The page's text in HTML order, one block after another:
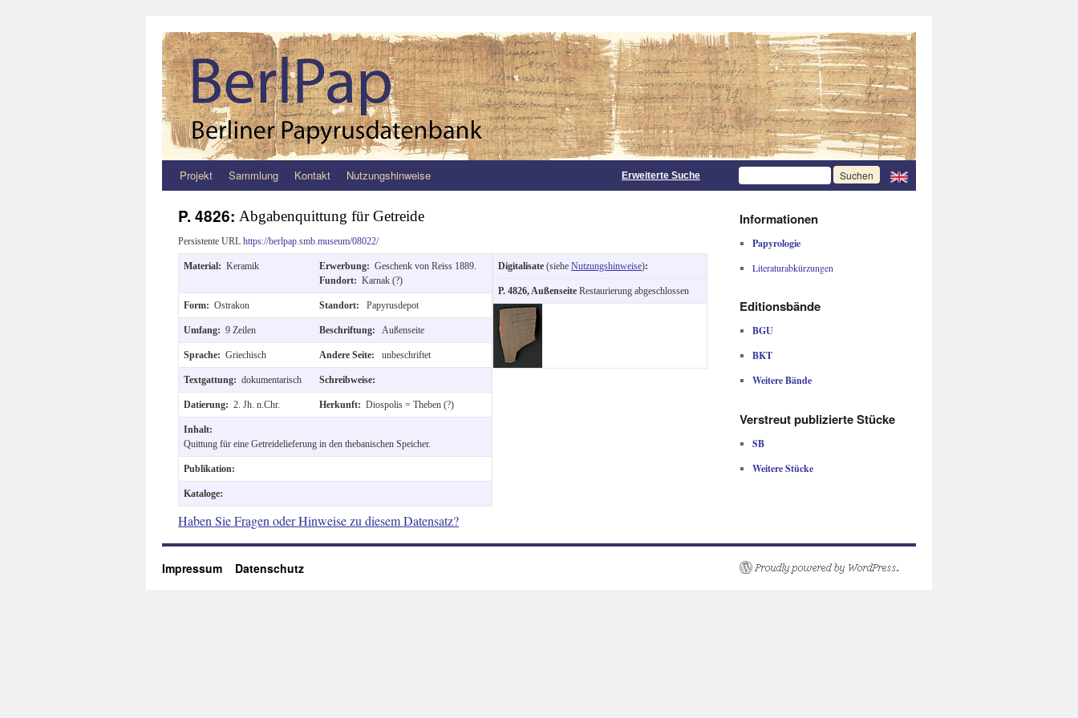
Zum
springen
Projekt Sammlung Kontakt Nutzungshinweise Erweiterte Suche
P. 4826: Abgabenquittung für Getreide
Persistente URL https://berlpap.smb.museum/08022/
Material: Keramik Erwerbung: Geschenk von Reiss 1889.
Fundort: Karnak (?)
Form: Ostrakon Standort: Papyrusdepot
Umfang: 9 Zeilen Beschriftung: Außenseite
Sprache: Griechisch Andere Seite: unbeschriftet
Textgattung: dokumentarisch Schreibweise:
Datierung: 2. Jh. n.Chr. Herkunft: Diospolis = Theben (?)
Inhalt:
Quittung für eine Getreidelieferung in den thebanischen Speicher.
Publikation:
Kataloge:
Digitalisate (siehe Nutzungshinweise):
P. 4826, Außenseite Restaurierung abgeschlossen
Haben Sie Fragen oder Hinweise zu diesem Datensatz?
Informationen
Papyrologie
Literaturabkürzungen
Editionsbände
BGU
BKT
Weitere Bände
Verstreut publizierte Stücke
SB
Weitere Stücke
Impressum Datenschutz